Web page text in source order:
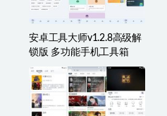
安卓工具大师v1.2.8高级解
锁版 多功能手机工具箱